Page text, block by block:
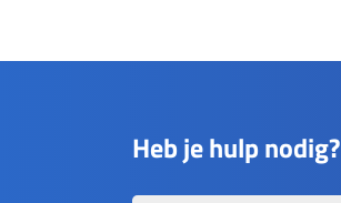
Heb je hulp nodig?